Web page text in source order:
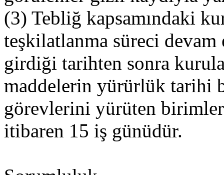
(3) Tebliğ kapsamındaki
teşkilatlanma süreci
girdiği tarihten sonra
maddelerin yürürlük tarihi
görevlerini yürüten
itibaren 15 iş günüdür.